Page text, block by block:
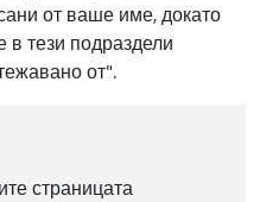
от ваше име, докато
в тези подраздели
от".
страницата